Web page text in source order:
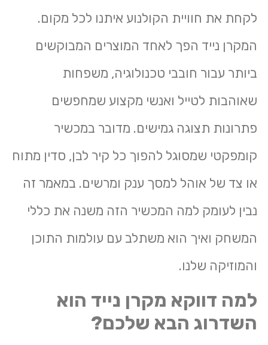
לקחת את חוויית הקולנוע איתנו לכל מקום.
המקרן נייד הפך לאחד המוצרים המבוקשים
ביותר עבור חובבי טכנולוגיה, משפחות
שאוהבות לטייל ואנשי מקצוע שמחפשים
פתרונות תצוגה גמישים. מדובר במכשיר
קומפקטי שמסוגל להפוך כל קיר לבן, סדין מתוח
או צד של אוהל למסך ענק ומרשים. במאמר זה
נבין לעומק למה המכשיר הזה משנה את כללי
המשחק ואיך הוא משתלב עם עולמות התוכן
והמוזיקה שלנו.
למה דווקא מקרן נייד הוא
השדרוג הבא שלכם?